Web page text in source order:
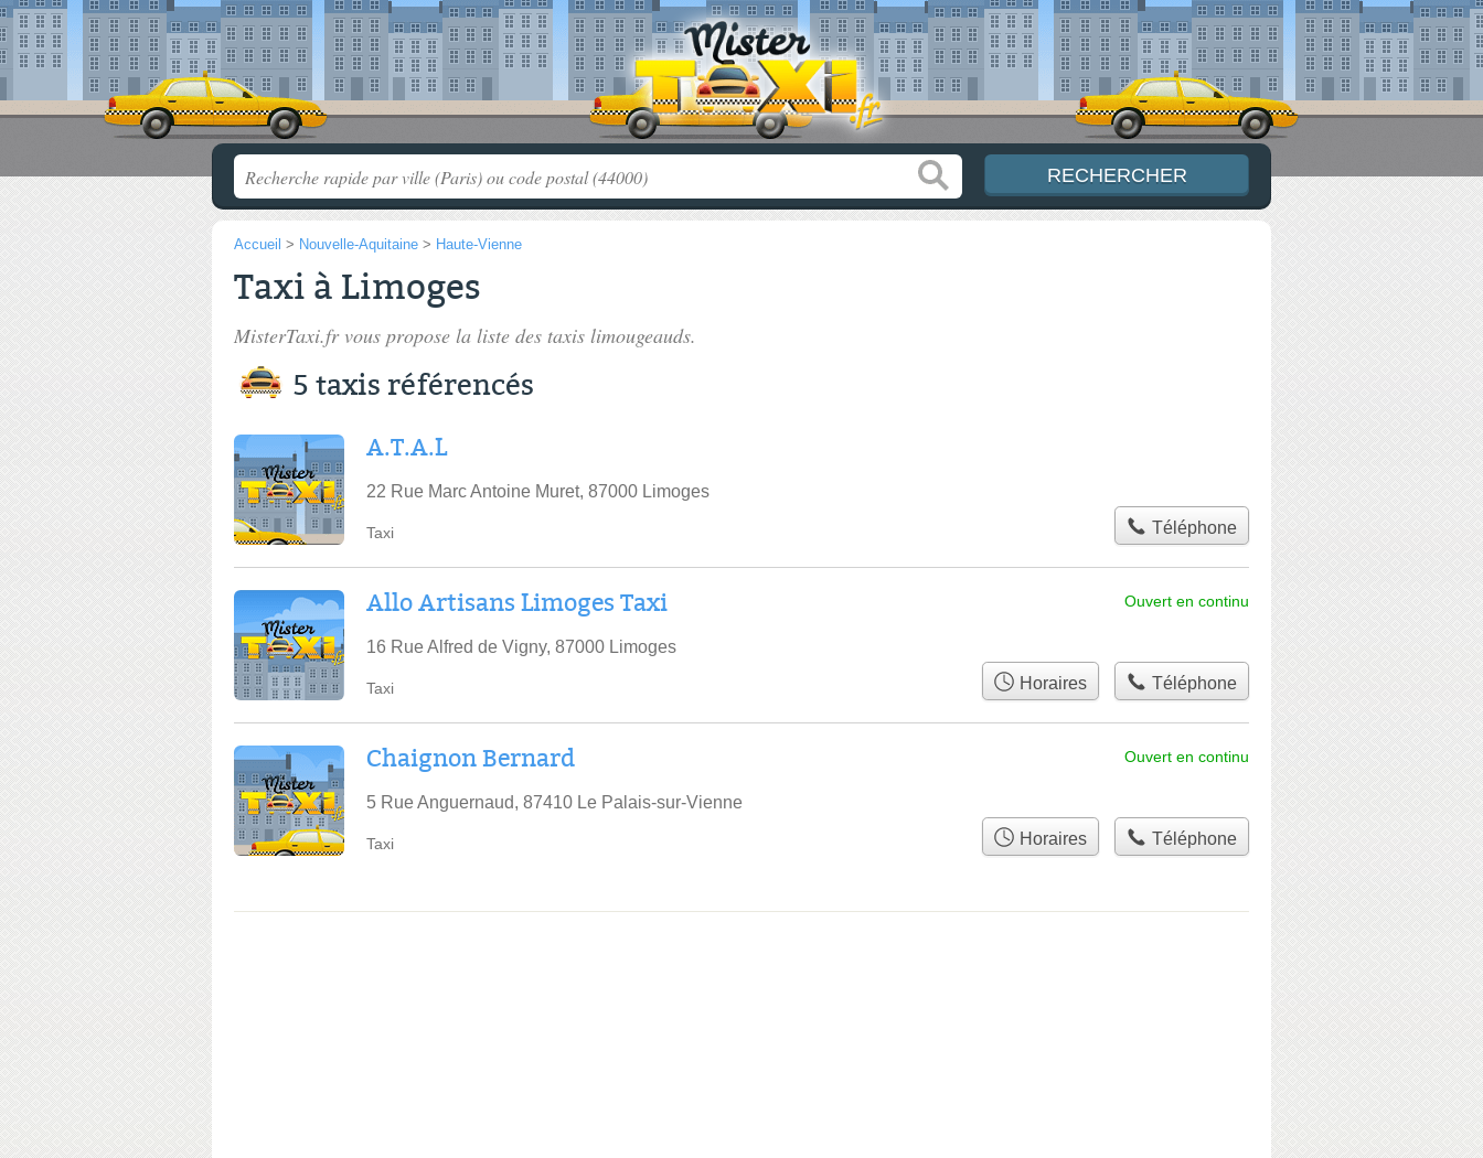
Accueil > Nouvelle-Aquitaine > Haute-Vienne
Taxi à Limoges
MisterTaxi.fr vous propose la liste des taxis limougeauds.
5 taxis référencés
A.T.A.L
22 Rue Marc Antoine Muret, 87000 Limoges
Taxi Téléphone
Allo Artisans Limoges Taxi
16 Rue Alfred de Vigny, 87000 Limoges
Ouvert en continu
Taxi Horaires Téléphone
Chaignon Bernard
5 Rue Anguernaud, 87410 Le Palais-sur-Vienne
Ouvert en continu
Taxi Horaires Téléphone